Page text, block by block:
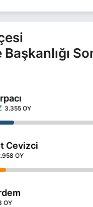
3.355 OY
Cevizci
OY
OY